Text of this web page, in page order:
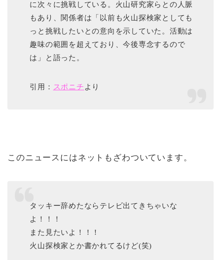
に次々に挑戦している。火山研究家らとの人脈
もあり、関係者は「以前も火山探検家としても
っと挑戦したいとの意向を示していた。活動は
趣味の範囲を超えており、今後専念するので
は」と語った。
引用： スポニチ より
このニュースにはネットもざわついています。
タッキー辞めたならテレビ出てきちゃいな
よ！！！
また見たいよ！！！
火山探検家とか書かれてるけど(笑)